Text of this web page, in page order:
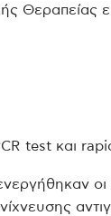
Θεραπείας
test και